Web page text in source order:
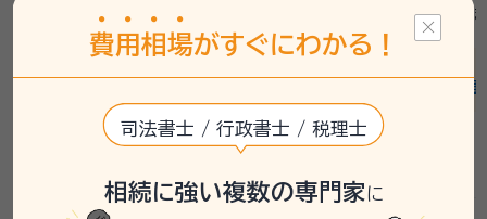
をしました。
準備が整い
金田崇税
費用 相場がすぐにわかる！
司法書士 / 行政書士 / 税理士
相続に強い複数の専門家に